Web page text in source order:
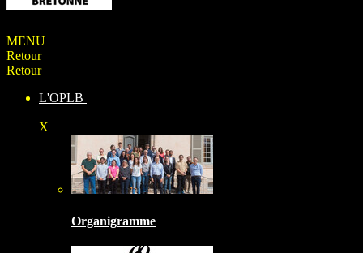
MENU
Retour
Retour
L'OPLB
X
Organigramme